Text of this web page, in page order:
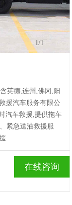
1/1
英德,连州,佛冈,阳
援汽车服务有限公
汽车救援,提供拖车
紧急送油救援服
在线咨询